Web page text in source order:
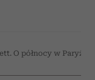
O północy w Paryżu